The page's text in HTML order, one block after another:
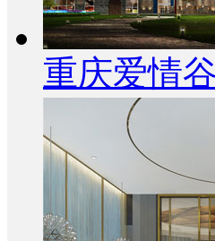
重庆爱情